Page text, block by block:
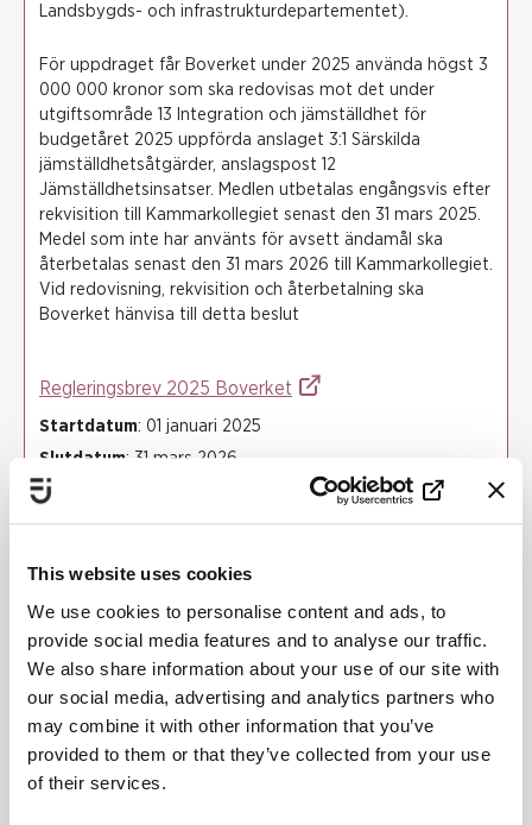
This website uses cookies
We use cookies to personalise content and ads, to
provide social media features and to analyse our traffic.
We also share information about your use of our site with
our social media, advertising and analytics partners who
may combine it with other information that you’ve
provided to them or that they’ve collected from your use
of their services.
Landsbygds- och infrastrukturdepartementet).
För uppdraget får Boverket under 2025 använda högst 3
000 000 kronor som ska redovisas mot det under
utgiftsområde 13 Integration och jämställdhet för
budgetåret 2025 uppförda anslaget 3:1 Särskilda
jämställdhetsåtgärder, anslagspost 12
Jämställdhetsinsatser. Medlen utbetalas engångsvis efter
rekvisition till Kammarkollegiet senast den 31 mars 2025.
Medel som inte har använts för avsett ändamål ska
återbetalas senast den 31 mars 2026 till Kammarkollegiet.
Vid redovisning, rekvisition och återbetalning ska
Boverket hänvisa till detta beslut
Regleringsbrev 2025 Boverket
Startdatum: 01 januari 2025
Slutdatum: 31 mars 2026
KUNSKAP OCH METODUTVECKLING
FLICKORS OCH UNGA KVINNORS UTSATTHET
FÖRBÄTTRAD SAMVERKAN
KUNSKAPSBASERAT ARBETE